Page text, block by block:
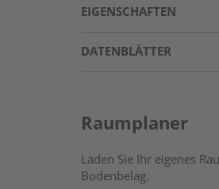
EIGENSCHAFTEN
DATENBLÄTTER
Raumplaner
Laden Sie Ihr eigenes
Bodenbelag.